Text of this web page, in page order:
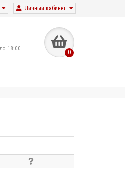
Личный кабинет
18:00 0